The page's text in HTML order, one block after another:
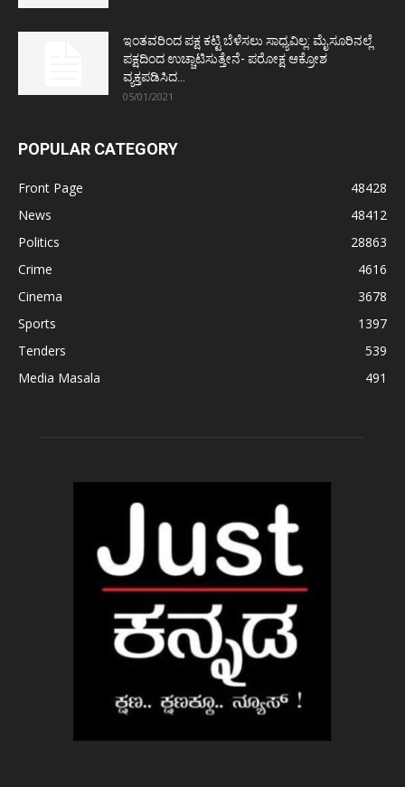
ಇಂತವರಿಂದ ಪಕ್ಷ ಕಟ್ಟಿ ಬೆಳೆಸಲು ಸಾಧ್ಯವಿಲ್ಲ: ಮೈಸೂರಿನಲ್ಲೆ
ಪಕ್ಷದಿಂದ ಉಚ್ಚಾಟಿಸುತ್ತೇನೆ- ಪರೋಕ್ಷ ಆಕ್ರೋಶ
ವ್ಯಕ್ತಪಡಿಸಿದ...
05/01/2021
POPULAR CATEGORY
Front Page
48428
News
48412
Politics
28863
Crime
4616
Cinema
3678
Sports
1397
Tenders
539
Media Masala
491